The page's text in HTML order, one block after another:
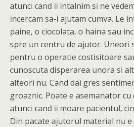
atunci cand ii intalnim si ne
incercam sa-i ajutam cumva. Le
paine, o ciocolata, o haina sau
spre un centru de ajutor. Uneori
pentru o operatie costisitoare
cunoscuta disperarea unora si
alteori nu. Cand dai gres
groaznic. Poate e asemanator
atunci cand ii moare pacientul,
Din pacate ajutorul material nu e